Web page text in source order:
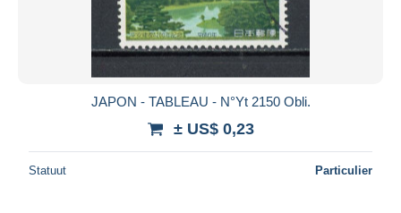
JAPON - TABLEAU - N°Yt 2150 Obli.
± US$ 0,23
Statuut Particulier